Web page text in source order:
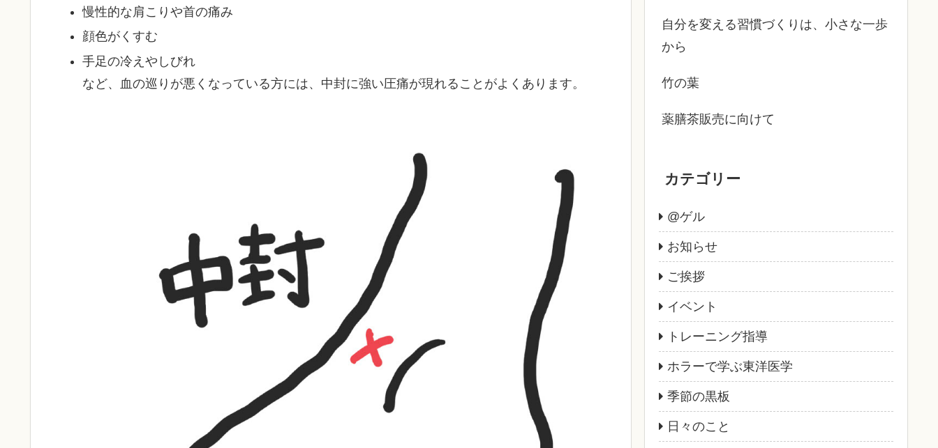
慢性的な肩こりや首の痛み
顔色がくすむ
手足の冷えやしびれ
など、血の巡りが悪くなっている方には、中封に強い圧痛が現れることがよくあります。
自分を変える習慣づくりは、小さな一歩
から
竹の葉
薬膳茶販売に向けて
カテゴリー
@ゲル
お知らせ
ご挨拶
イベント
トレーニング指導
ホラーで学ぶ東洋医学
季節の黒板
日々のこと